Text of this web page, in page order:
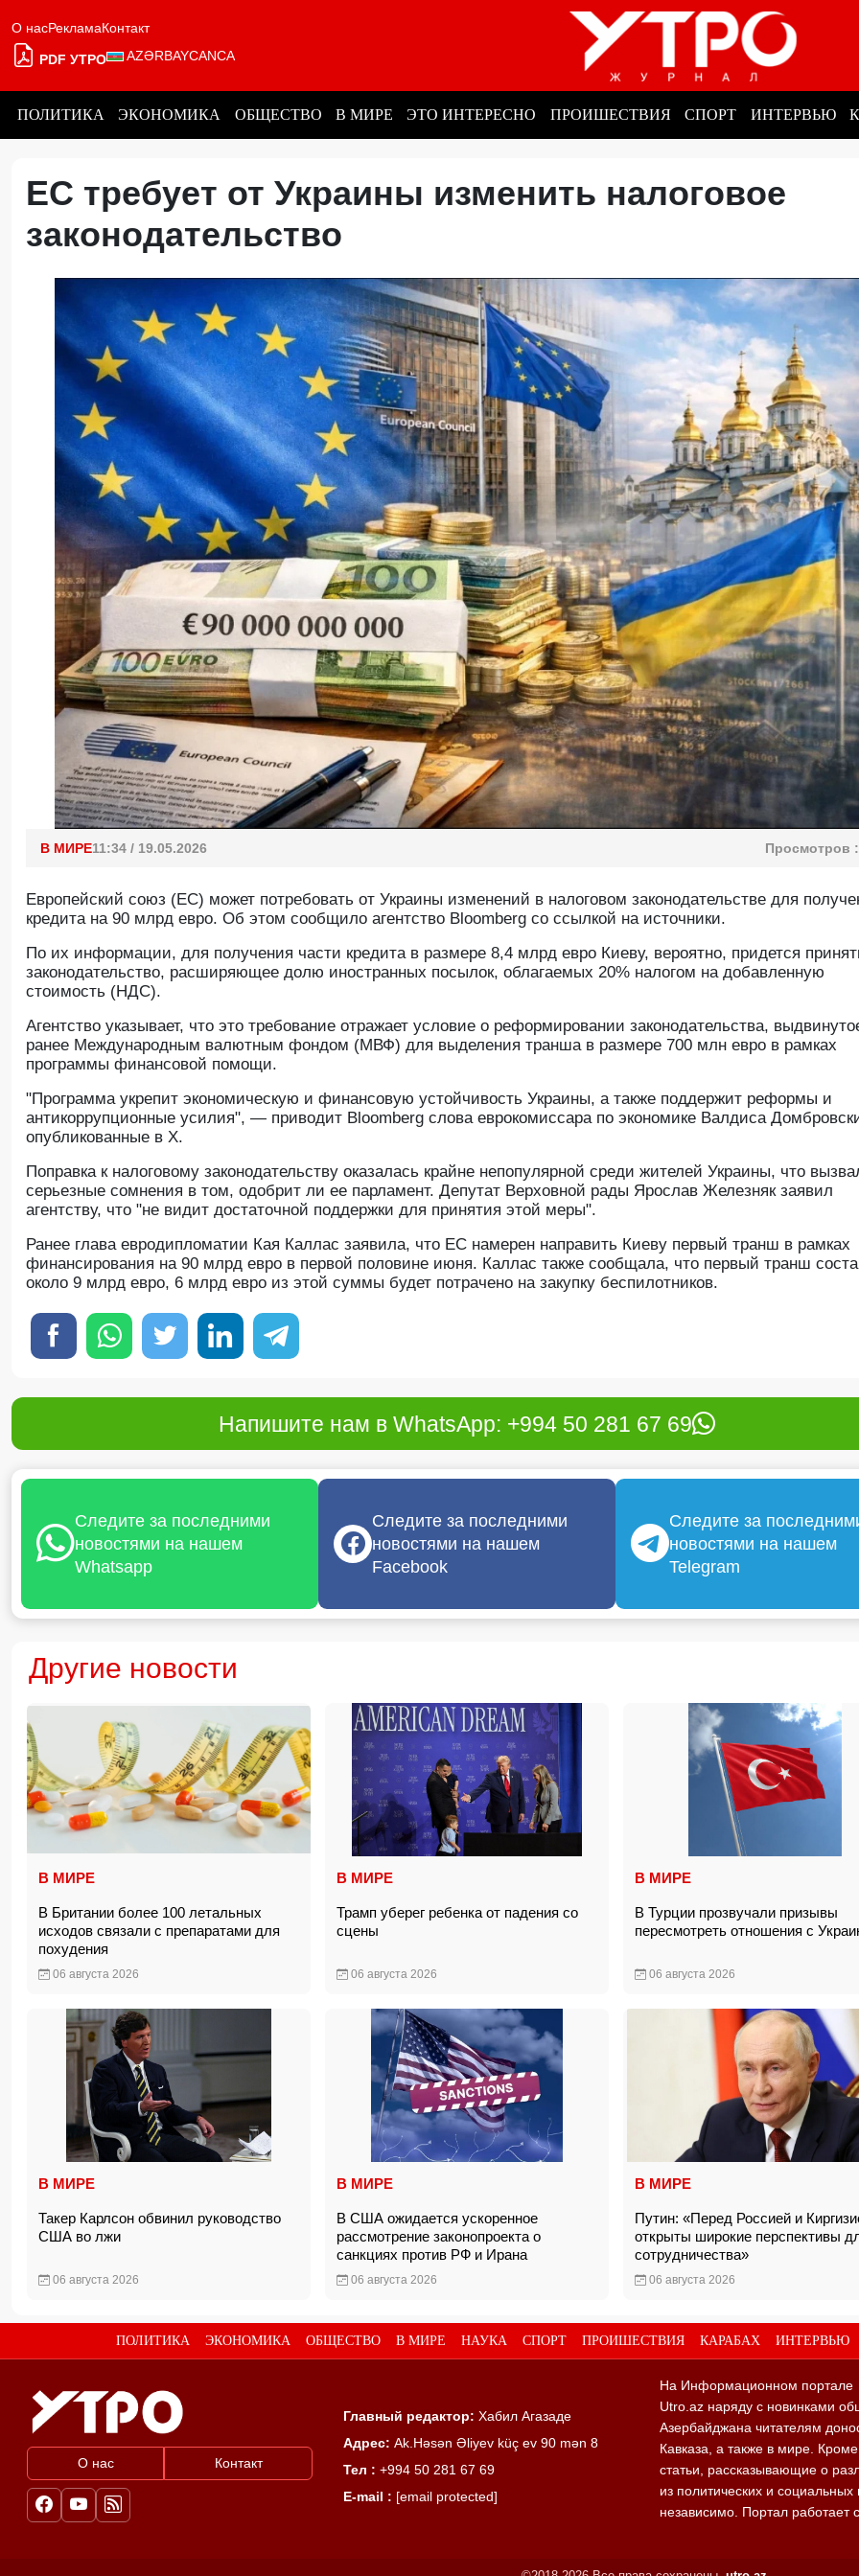
О насРекламаКонтакт
PDF УТРО AZƏRBAYCANCA
ПОЛИТИКА ЭКОНОМИКА ОБЩЕСТВО В МИРЕ ЭТО ИНТЕРЕСНО ПРОИШЕСТВИЯ СПОРТ ИНТЕРВЬЮ
ЕС требует от Украины изменить налоговое
законодательство
В МИРЕ11:34 / 19.05.2026 Просмотров :
Европейский союз (ЕС) может потребовать от Украины изменений в налоговом законодательстве для
кредита на 90 млрд евро. Об этом сообщило агентство Bloomberg со ссылкой на источники.
По их информации, для получения части кредита в размере 8,4 млрд евро Киеву, вероятно, придется
законодательство, расширяющее долю иностранных посылок, облагаемых 20% налогом на добавленную
стоимость (НДС).
Агентство указывает, что это требование отражает условие о реформировании законодательства,
ранее Международным валютным фондом (МВФ) для выделения транша в размере 700 млн евро в рамках
программы финансовой помощи.
"Программа укрепит экономическую и финансовую устойчивость Украины, а также поддержит реформы и
антикоррупционные усилия", — приводит Bloomberg слова еврокомиссара по экономике Валдиса
опубликованные в X.
Поправка к налоговому законодательству оказалась крайне непопулярной среди жителей Украины, что
серьезные сомнения в том, одобрит ли ее парламент. Депутат Верховной рады Ярослав Железняк заявил
агентству, что "не видит достаточной поддержки для принятия этой меры".
Ранее глава евродипломатии Кая Каллас заявила, что ЕС намерен направить Киеву первый транш в рамках
финансирования на 90 млрд евро в первой половине июня. Каллас также сообщала, что первый транш
около 9 млрд евро, 6 млрд евро из этой суммы будет потрачено на закупку беспилотников.
Напишите нам в WhatsApp: +994 50 281 67 69
Следите за последними
новостями на нашем
Whatsapp
Следите за последними
новостями на нашем
Facebook
Следите за
новостями на нашем
Telegram
Другие новости
В МИРЕ
В Британии более 100 летальных
исходов связали с препаратами для
похудения
06 августа 2026
В МИРЕ
Трамп уберег ребенка от падения со
сцены
06 августа 2026
В МИРЕ
В Турции прозвучали призывы
пересмотреть отношения с
06 августа 2026
В МИРЕ
Такер Карлсон обвинил руководство
США во лжи
06 августа 2026
В МИРЕ
В США ожидается ускоренное
рассмотрение законопроекта о
санкциях против РФ и Ирана
06 августа 2026
В МИРЕ
Путин: «Перед Россией и
открыты широкие перспективы
сотрудничества»
06 августа 2026
ПОЛИТИКА ЭКОНОМИКА ОБЩЕСТВО В МИРЕ НАУКА СПОРТ ПРОИШЕСТВИЯ КАРАБАХ ИНТЕРВЬЮ
О нас Контакт
Главный редактор: Хабил Агазаде
Адрес: Ak.Həsən Əliyev küç ev 90 mən 8
Тел : +994 50 281 67 69
E-mail : [email protected]
На Информационном портале
Utro.az наряду с новинками
Азербайджана читателям
Кавказа, а также в мире.
статьи, рассказывающие о
из политических и
независимо. Портал работает